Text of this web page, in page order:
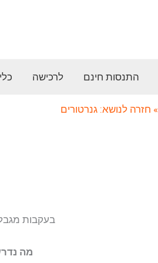
התנסות חינם לרכישה
» חזרה לנושא: גנרטורים
בעקבות
מה